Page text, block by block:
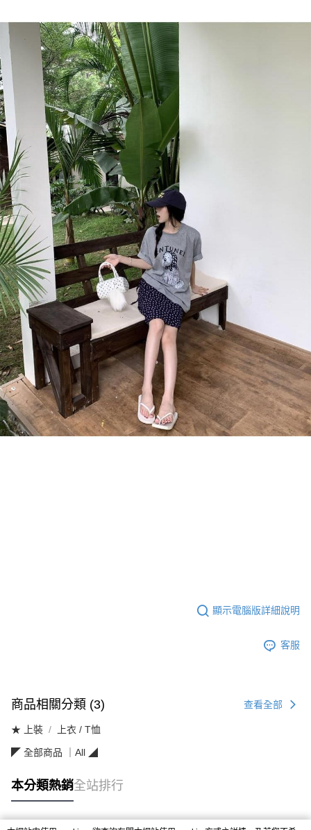
顯示電腦版詳細說明
客服
商品相關分類 (3) 查看全部
★ 上裝 上衣 / T恤
◤ 全部商品 ｜All ◢
本分類熱銷全站排行